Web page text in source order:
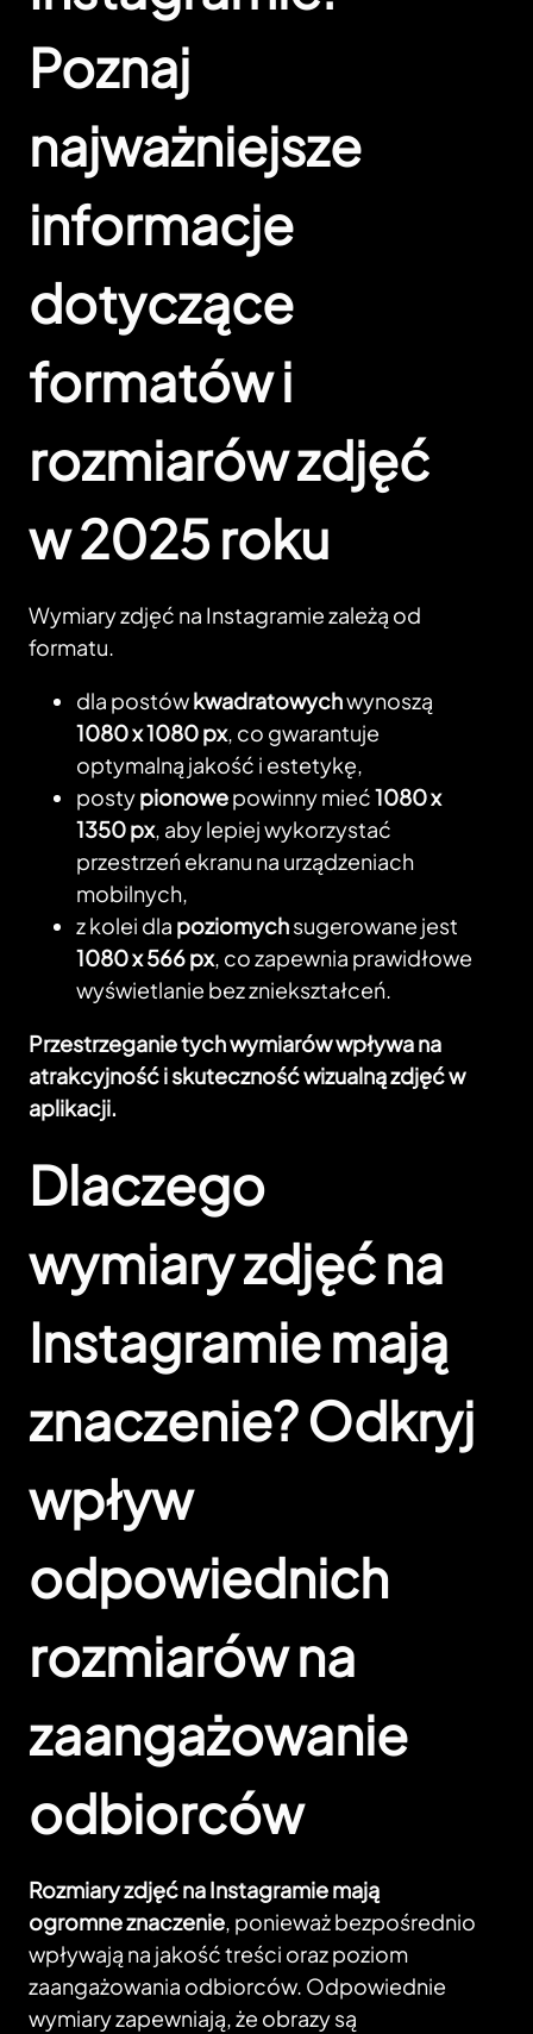
Poznaj
najważniejsze
informacje
dotyczące
formatów i
rozmiarów zdjęć
w 2025 roku
Wymiary zdjęć na Instagramie zależą od
formatu.
dla postówkwadratowychwynoszą
1080 x 1080 px, co gwarantuje
optymalną jakość i estetykę,
postypionowepowinny mieć1080 x
1350 px, aby lepiej wykorzystać
przestrzeń ekranu na urządzeniach
mobilnych,
z kolei dla poziomychsugerowane jest
1080 x 566 px, co zapewnia prawidłowe
wyświetlanie bez zniekształceń.
Przestrzeganie tych wymiarów wpływa na
atrakcyjność i skuteczność wizualną zdjęć w
aplikacji.
Dlaczego
wymiary zdjęć na
Instagramie mają
znaczenie? Odkryj
wpływ
odpowiednich
rozmiarów na
zaangażowanie
odbiorców
Rozmiary zdjęć na Instagramie mają
ogromne znaczenie, ponieważ bezpośrednio
wpływają na jakość treści oraz poziom
zaangażowania odbiorców. Odpowiednie
wymiary zapewniają, że obrazy są